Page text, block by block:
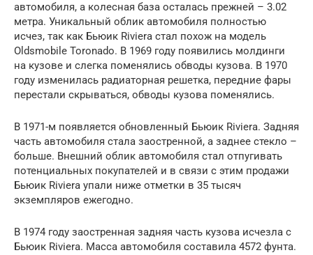
автомобиля, а колесная база осталась прежней – 3.02
метра. Уникальный облик автомобиля полностью
исчез, так как Бьюик Riviеra стал похож на модель
Oldsmobile Toronado. В 1969 году появились молдинги
на кузове и слегка поменялись обводы кузова. В 1970
году изменилась радиаторная решетка, передние фары
перестали скрываться, обводы кузова поменялись.
В 1971-м появляется обновленный Бьюик Riviеra. Задняя
часть автомобиля стала заостренной, а заднее стекло –
больше. Внешний облик автомобиля стал отпугивать
потенциальных покупателей и в связи с этим продажи
Бьюик Riviеra упали ниже отметки в 35 тысяч
экземпляров ежегодно.
В 1974 году заостренная задняя часть кузова исчезла с
Бьюик Riviеra. Масса автомобиля составила 4572 фунта.